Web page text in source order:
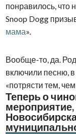
понравилось, что
Snoop Dogg
мама».
Вообще-то, да.
включили песню,
«потрясти тем,
Теперь о